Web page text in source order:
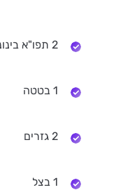
2 תפו"א בינוניים
1 בטטה
2 גזרים
1 בצל